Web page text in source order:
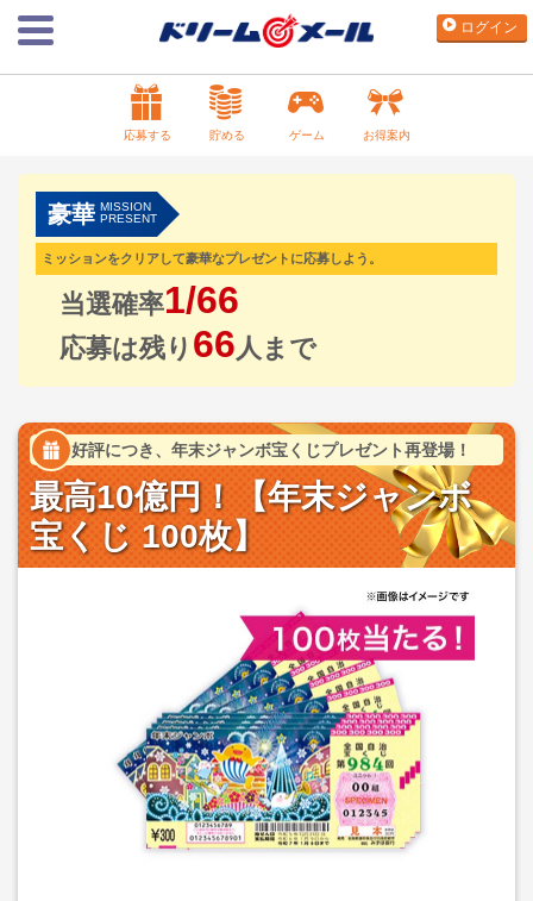
ログイン
応募する 貯める ゲーム お得案内
豪華 MISSION
PRESENT
ミッションをクリアして豪華なプレゼントに応募しよう。
当選確率1/66
応募は残り 66人まで
好評につき、年末ジャンボ宝くじプレゼント再登場！
最高10億円！【年末ジャンボ
宝くじ 100枚】